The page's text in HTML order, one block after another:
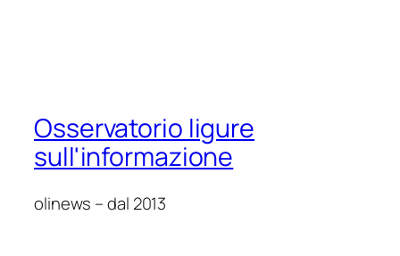
Osservatorio ligure
sull'informazione
olinews – dal 2013